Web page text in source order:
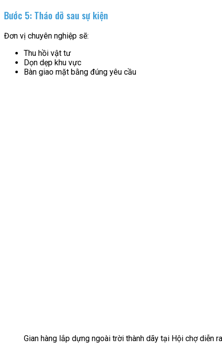
Bước 5: Tháo dỡ sau sự kiện
Đơn vị chuyên nghiệp sẽ:
Thu hồi vật tư
Dọn dẹp khu vực
Bàn giao mặt bằng đúng yêu cầu
Gian hàng lắp dựng ngoài trời thành dãy tại Hội chợ diễn